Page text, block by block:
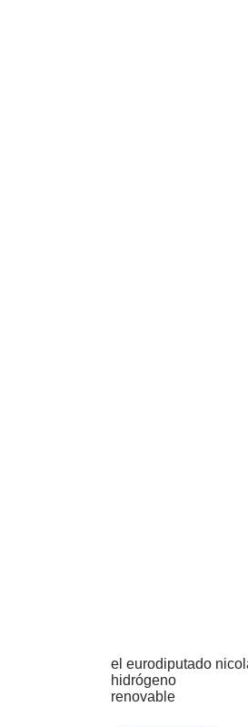
el eurodiputado
hidrógeno
renovable